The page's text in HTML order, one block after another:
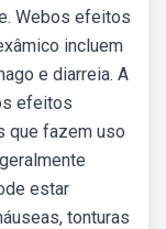
Webos efeitos
incluem
e diarreia. A
efeitos
que fazem uso
estar
tonturas